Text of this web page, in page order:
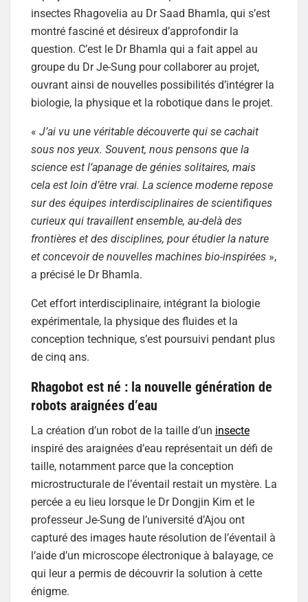
insectes Rhagovelia au Dr Saad Bhamla, qui s’est
montré fasciné et désireux d’approfondir la
question. C’est le Dr Bhamla qui a fait appel au
groupe du Dr Je-Sung pour collaborer au projet,
ouvrant ainsi de nouvelles possibilités d’intégrer la
biologie, la physique et la robotique dans le projet.
« J’ai vu une véritable découverte qui se cachait
sous nos yeux. Souvent, nous pensons que la
science est l’apanage de génies solitaires, mais
cela est loin d’être vrai. La science moderne repose
sur des équipes interdisciplinaires de scientifiques
curieux qui travaillent ensemble, au-delà des
frontières et des disciplines, pour étudier la nature
et concevoir de nouvelles machines bio-inspirées »,
a précisé le Dr Bhamla.
Cet effort interdisciplinaire, intégrant la biologie
expérimentale, la physique des fluides et la
conception technique, s’est poursuivi pendant plus
de cinq ans.
Rhagobot est né : la nouvelle génération de
robots araignées d’eau
La création d’un robot de la taille d’un insecte
inspiré des araignées d’eau représentait un défi de
taille, notamment parce que la conception
microstructurale de l’éventail restait un mystère. La
percée a eu lieu lorsque le Dr Dongjin Kim et le
professeur Je-Sung de l’université d’Ajou ont
capturé des images haute résolution de l’éventail à
l’aide d’un microscope électronique à balayage, ce
qui leur a permis de découvrir la solution à cette
énigme.